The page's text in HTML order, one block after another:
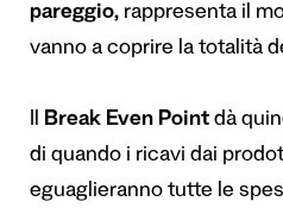
pareggio, rappresenta il
vanno a coprire la totalità
Il Break Even Point dà
di quando i ricavi dai
eguaglieranno tutte le